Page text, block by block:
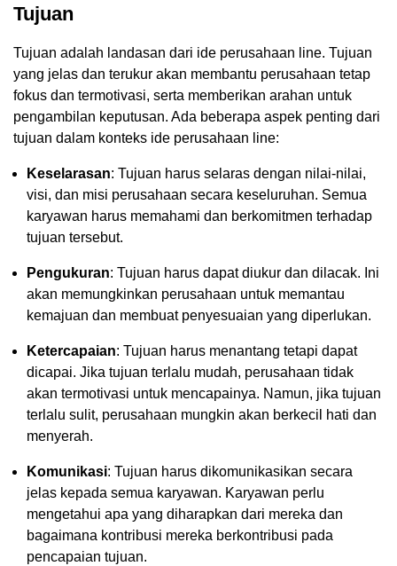
Tujuan
Tujuan adalah landasan dari ide perusahaan line. Tujuan
yang jelas dan terukur akan membantu perusahaan tetap
fokus dan termotivasi, serta memberikan arahan untuk
pengambilan keputusan. Ada beberapa aspek penting dari
tujuan dalam konteks ide perusahaan line:
Keselarasan: Tujuan harus selaras dengan nilai-nilai,
visi, dan misi perusahaan secara keseluruhan. Semua
karyawan harus memahami dan berkomitmen terhadap
tujuan tersebut.
Pengukuran: Tujuan harus dapat diukur dan dilacak. Ini
akan memungkinkan perusahaan untuk memantau
kemajuan dan membuat penyesuaian yang diperlukan.
Ketercapaian: Tujuan harus menantang tetapi dapat
dicapai. Jika tujuan terlalu mudah, perusahaan tidak
akan termotivasi untuk mencapainya. Namun, jika tujuan
terlalu sulit, perusahaan mungkin akan berkecil hati dan
menyerah.
Komunikasi: Tujuan harus dikomunikasikan secara
jelas kepada semua karyawan. Karyawan perlu
mengetahui apa yang diharapkan dari mereka dan
bagaimana kontribusi mereka berkontribusi pada
pencapaian tujuan.